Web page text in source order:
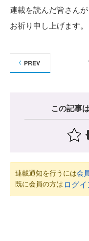
連載を読んだ皆さん
お祈り申し上げます。
PREV
この記事
連載通知を行うには会
既に会員の方は ログイ